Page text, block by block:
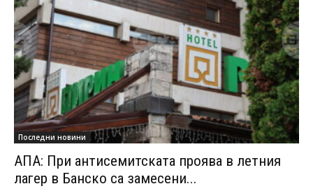
Последни новини
АПА: При антисемитската проява в летния
лагер в Банско са замесени...